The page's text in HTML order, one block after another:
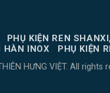
PHỤ KIỆN REN
HÀN INOX PHỤ KIỆN
HƯNG VIỆT. All rights